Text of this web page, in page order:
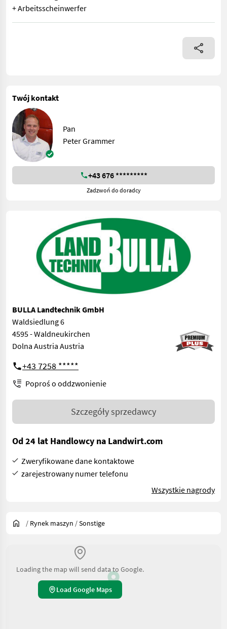
+ Arbeitsscheinwerfer
Aufsatz und Schnecke + passend zu Dünger Kästen von
Twój kontakt
Pan
Peter Grammer
+43 676 *********
Zadzwoń do doradcy
BULLA Landtechnik GmbH
Waldsiedlung 6
4595 - Waldneukirchen
Dolna Austria Austria
+43 7258 *****
Poproś o oddzwonienie
Szczegóły sprzedawcy
Od 24 lat Handlowcy na Landwirt.com
Zweryfikowane dane kontaktowe
zarejestrowany numer telefonu
Wszystkie nagrody
/ Rynek maszyn /Sonstige
Loading the map will send data to Google.
Load Google Maps